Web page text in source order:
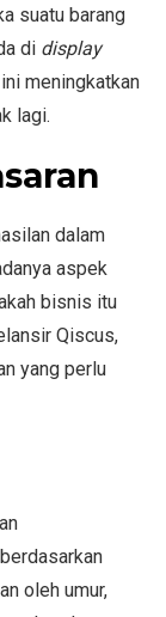
suatu barang
di display
meningkatkan
lagi.
dalam
aspek
bisnis itu
Qiscus,
yang perlu
oleh umur,